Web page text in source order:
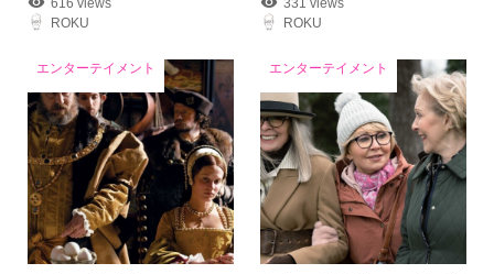
ROKU
ROKU
エンターテイメント エンターテイメント